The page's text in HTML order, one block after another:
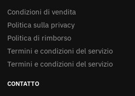
Condizioni di vendita
Politica sulla privacy
Politica di rimborso
Termini e condizioni del servizio
Termini e condizioni del servizio
CONTATTO